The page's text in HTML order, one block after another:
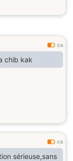
0.6
chib kak
0.6
sérieuse,sans